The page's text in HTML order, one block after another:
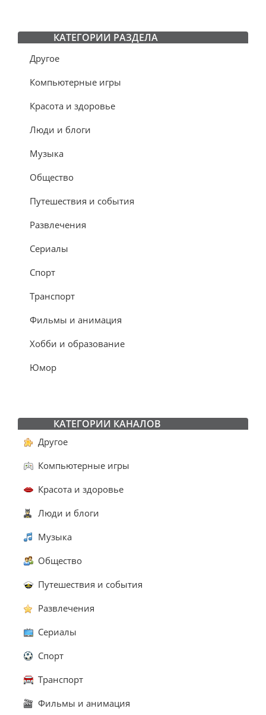
КАТЕГОРИИ РАЗДЕЛА
Другое
Компьютерные игры
Красота и здоровье
Люди и блоги
Музыка
Общество
Путешествия и события
Развлечения
Сериалы
Спорт
Транспорт
Фильмы и анимация
Хобби и образование
Юмор
КАТЕГОРИИ КАНАЛОВ
Другое
Компьютерные игры
Красота и здоровье
Люди и блоги
Музыка
Общество
Путешествия и события
Развлечения
Сериалы
Спорт
Транспорт
Фильмы и анимация